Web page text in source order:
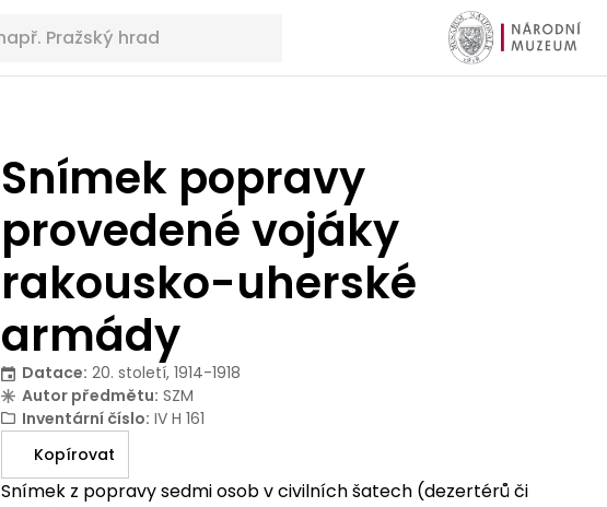
Snímek popravy
provedené vojáky
rakousko-uherské
armády
Datace: 20. století, 1914-1918
Autor předmětu: SZM
Inventární číslo: IV H 161
Kopírovat
Snímek z popravy sedmi osob v civilních šatech (dezertérů či